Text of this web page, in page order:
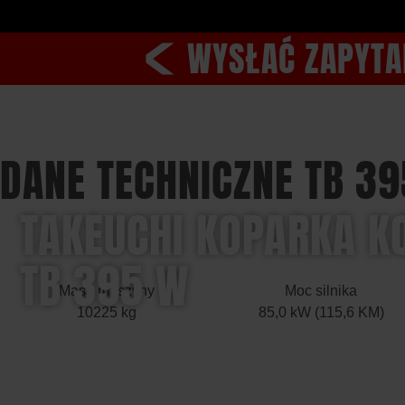
TAKEUCHI KOPARKA
TB 395 W
WYSŁAĆ
DANE TECHNICZNE TB
Masa maszyny
10225 kg
Moc silnika
85,0 kW (115,6 KM)